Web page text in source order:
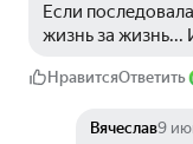
Если
жизнь за жизнь...
НравитсяОтветить
Вячеслав9